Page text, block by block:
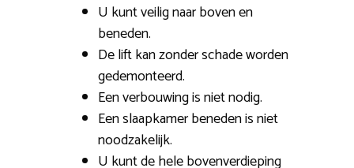
U kunt veilig naar boven en
beneden.
De lift kan zonder schade worden
gedemonteerd.
Een verbouwing is niet nodig.
Een slaapkamer beneden is niet
noodzakelijk.
U kunt de hele bovenverdieping